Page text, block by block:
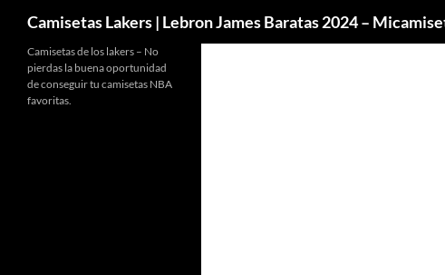
Camisetas Lakers | Lebron James Baratas 2024 –
Camisetas de los lakers – No
pierdas la buena oportunidad
de conseguir tu camisetas NBA
favoritas.